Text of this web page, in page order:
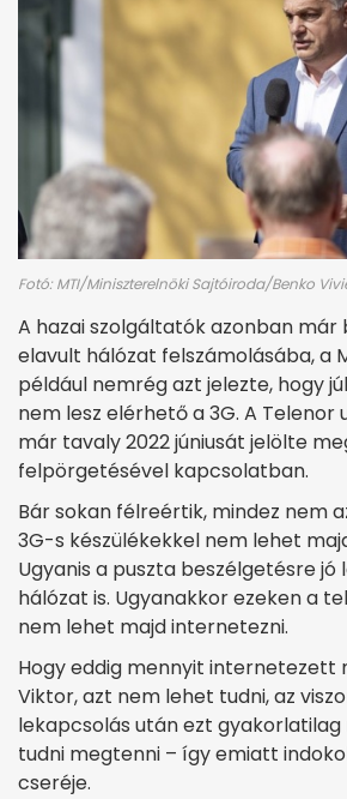
Fotó: MTI/Miniszterelnöki Sajtóiroda/Benko
A hazai szolgáltatók azonban már
elavult hálózat felszámolásába, a
például nemrég azt jelezte, hogy
nem lesz elérhető a 3G. A Telenor
már tavaly 2022 júniusát jelölte
felpörgetésével kapcsolatban.
Bár sokan félreértik, mindez nem
3G-s készülékekkel nem lehet
Ugyanis a puszta beszélgetésre jó
hálózat is. Ugyanakkor ezeken a
nem lehet majd internetezni.
Hogy eddig mennyit internetezett
Viktor, azt nem lehet tudni, az
lekapcsolás után ezt
tudni megtenni – így emiatt
cseréje.